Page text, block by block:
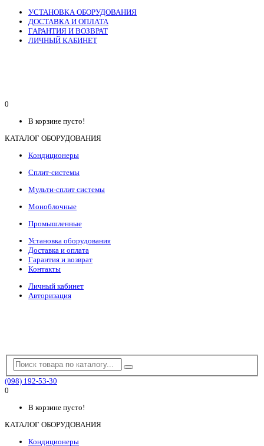
УСТАНОВКА ОБОРУДОВАНИЯ
ДОСТАВКА И ОПЛАТА
ГАРАНТИЯ И ВОЗВРАТ
ЛИЧНЫЙ КАБИНЕТ
0
В корзине пусто!
КАТАЛОГ ОБОРУДОВАНИЯ
Кондиционеры
Сплит-системы
Мульти-сплит системы
Моноблочные
Промышленные
Установка оборудования
Доставка и оплата
Гарантия и возврат
Контакты
Личный кабинет
Авторизация
(098) 192-53-30
0
В корзине пусто!
КАТАЛОГ ОБОРУДОВАНИЯ
Кондиционеры